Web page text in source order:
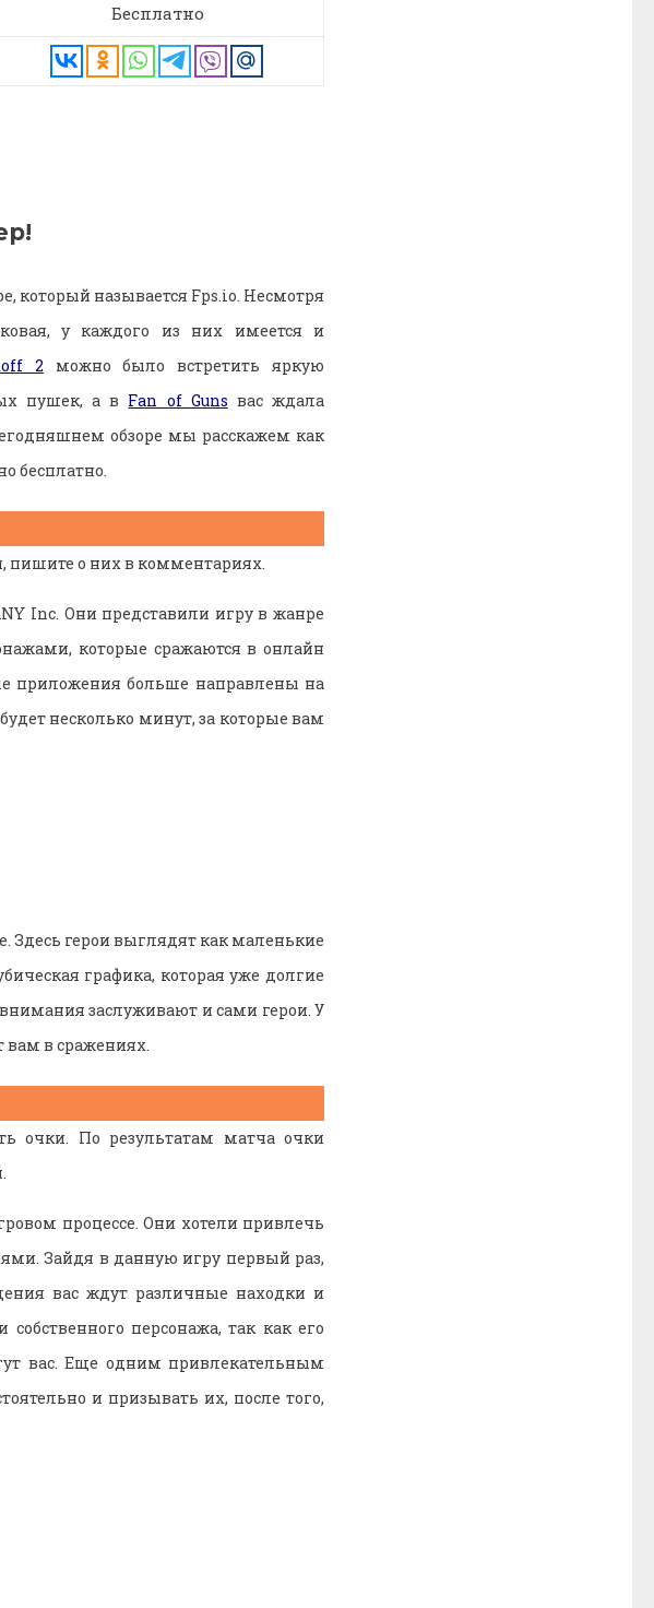
Бесплатно
который называется Fps.io. Несмотря
у каждого из них имеется и
2 можно было встретить яркую
пушек, а в Fan of Guns вас ждала
обзоре мы расскажем как
бесплатно.
пишите о них в комментариях.
Inc. Они представили игру в жанре
которые сражаются в онлайн
приложения больше направлены на
несколько минут, за которые вам
герои выглядят как маленькие
графика, которая уже долгие
внимания заслуживают и сами герои. У
вам в сражениях.
очки. По результатам матча очки
процессе. Они хотели привлечь
Зайдя в данную игру первый раз,
вас ждут различные находки и
персонажа, так как его
вас. Еще одним привлекательным
и призывать их, после того,